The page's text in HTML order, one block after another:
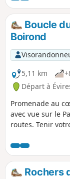
Boucle
Boirond
5,11 km
Départ à
Promenade au
avec vue sur le
routes. Tenir
famille, attention
Rochers